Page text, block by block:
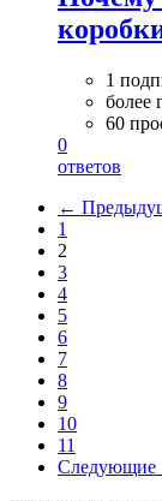
1
более
60
0
ответов
←
1
2
3
4
5
6
7
8
9
10
11